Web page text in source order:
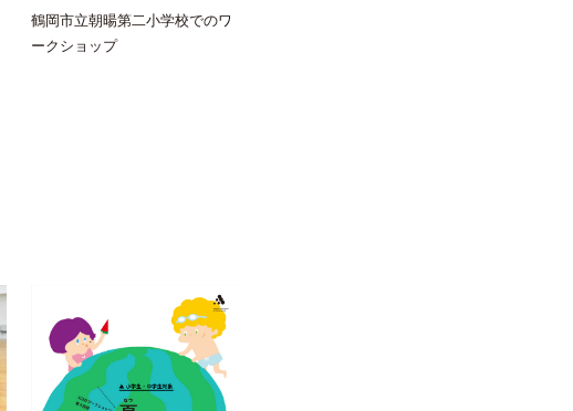
鶴岡市立朝暘第二小学校でのワ
ークショップ